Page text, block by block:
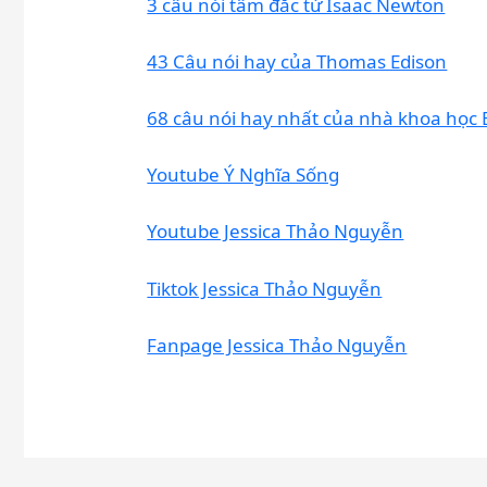
43 Câu nói hay của Thomas Edison
68 câu nói hay nhất của nhà khoa học
Youtube Ý Nghĩa Sống
Youtube Jessica Thảo Nguyễn
Tiktok Jessica Thảo Nguyễn
Fanpage Jessica Thảo Nguyễn